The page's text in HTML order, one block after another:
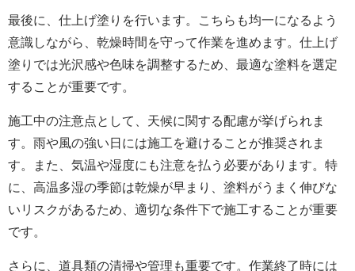
最後に、仕上げ塗りを行います。こちらも均一になるよう
意識しながら、乾燥時間を守って作業を進めます。仕上げ
塗りでは光沢感や色味を調整するため、最適な塗料を選定
することが重要です。
施工中の注意点として、天候に関する配慮が挙げられま
す。雨や風の強い日には施工を避けることが推奨されま
す。また、気温や湿度にも注意を払う必要があります。特
に、高温多湿の季節は乾燥が早まり、塗料がうまく伸びな
いリスクがあるため、適切な条件下で施工することが重要
です。
さらに、道具類の清掃や管理も重要です。作業終了時には